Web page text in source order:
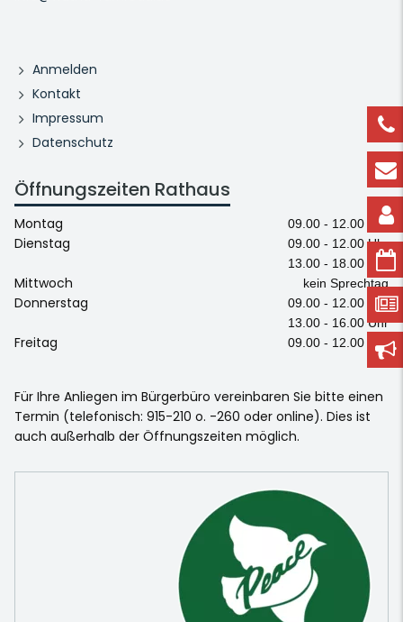
Anmelden
Kontakt
Impressum
Datenschutz
Öffnungszeiten Rathaus
Montag 09.00 - 12.00 Uhr
Dienstag
09.00 - 12.00 Uhr
13.00 - 18.00 Uhr
Mittwoch kein Sprechtag
Donnerstag
09.00 - 12.00 Uhr
13.00 - 16.00 Uhr
Freitag 09.00 - 12.00 Uhr
Für Ihre Anliegen im Bürgerbüro vereinbaren Sie bitte einen
Termin (telefonisch: 915-210 o. -260 oder online). Dies ist
auch außerhalb der Öffnungszeiten möglich.